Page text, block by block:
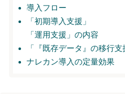
導入フロー
「初期導入支援」
「運用支援」の内容
「『既存データ』の移行支
ナレカン導入の定量効果